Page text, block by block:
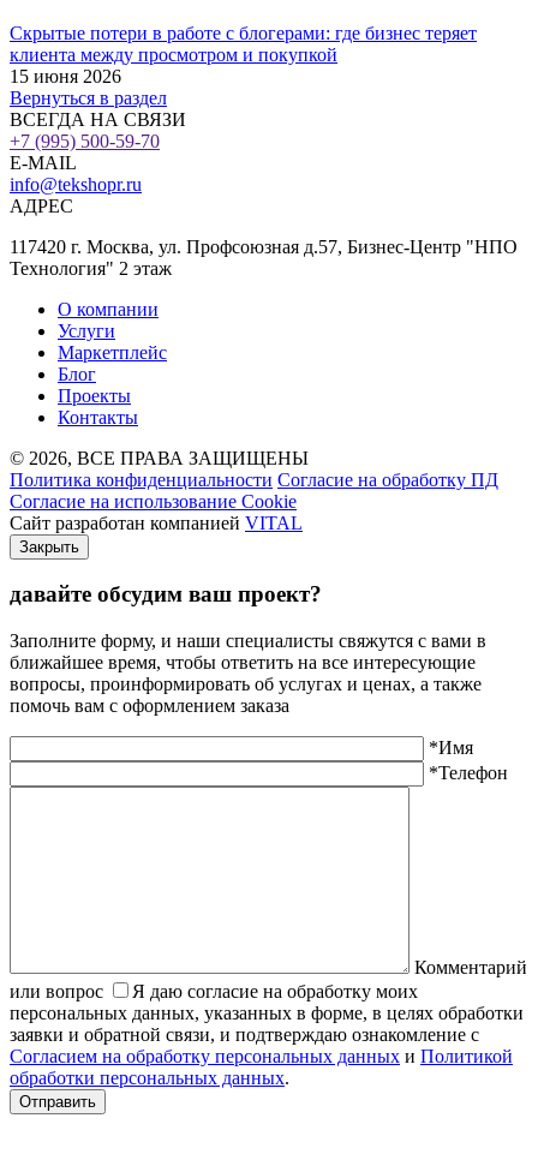
Скрытые потери в работе с блогерами: где бизнес теряет
клиента между просмотром и покупкой
15 июня 2026
Вернуться в раздел
ВСЕГДА НА СВЯЗИ
+7 (995) 500-59-70
E-MAIL
info@tekshopr.ru
АДРЕС
117420 г. Москва, ул. Профсоюзная д.57, Бизнес-Центр "НПО
Технология" 2 этаж
О компании
Услуги
Маркетплейс
Блог
Проекты
Контакты
© 2026, ВСЕ ПРАВА ЗАЩИЩЕНЫ
Политика конфиденциальности Согласие на обработку ПД
Согласие на использование Cookie
Сайт разработан компанией VITAL
Закрыть
давайте обсудим ваш проект?
Заполните форму, и наши специалисты свяжутся с вами в
ближайшее время, чтобы ответить на все интересующие
вопросы, проинформировать об услугах и ценах, а также
помочь вам с оформлением заказа
*Имя
*Телефон
Комментарий
или вопрос
Я даю согласие на обработку моих
персональных данных, указанных в форме, в целях обработки
заявки и обратной связи, и подтверждаю ознакомление с
Согласием на обработку персональных данных и Политикой
обработки персональных данных.
Отправить